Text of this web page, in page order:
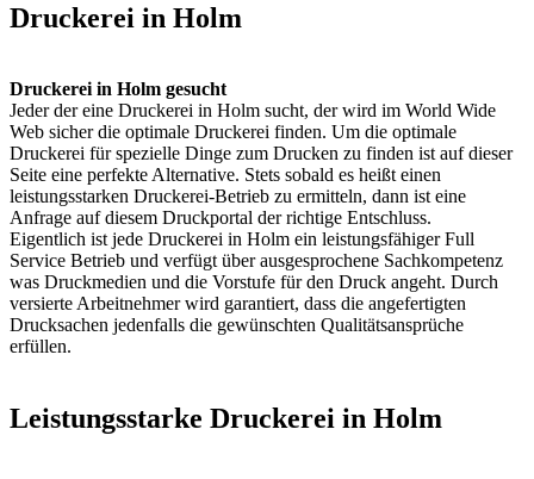
Druckerei in Holm
Druckerei in Holm gesucht
Jeder der eine Druckerei in Holm sucht, der wird im World Wide
Web sicher die optimale Druckerei finden. Um die optimale
Druckerei für spezielle Dinge zum Drucken zu finden ist auf dieser
Seite eine perfekte Alternative. Stets sobald es heißt einen
leistungsstarken Druckerei-Betrieb zu ermitteln, dann ist eine
Anfrage auf diesem Druckportal der richtige Entschluss.
Eigentlich ist jede Druckerei in Holm ein leistungsfähiger Full
Service Betrieb und verfügt über ausgesprochene Sachkompetenz
was Druckmedien und die Vorstufe für den Druck angeht. Durch
versierte Arbeitnehmer wird garantiert, dass die angefertigten
Drucksachen jedenfalls die gewünschten Qualitätsansprüche
erfüllen.
Leistungsstarke Druckerei in Holm